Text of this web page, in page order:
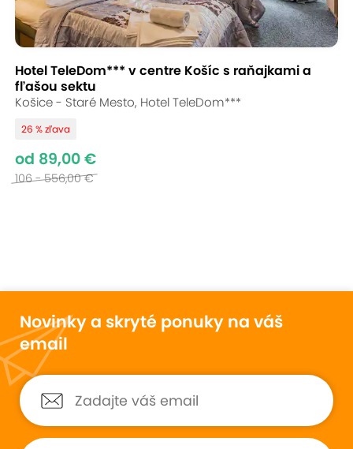
Hotel TeleDom*** v centre Košíc s raňajkami a
fľašou sektu
Košice - Staré Mesto, Hotel TeleDom***
26 % zľava
od 89,00 €
106 - 556,00 €
Novinky a skryté ponuky na váš
email